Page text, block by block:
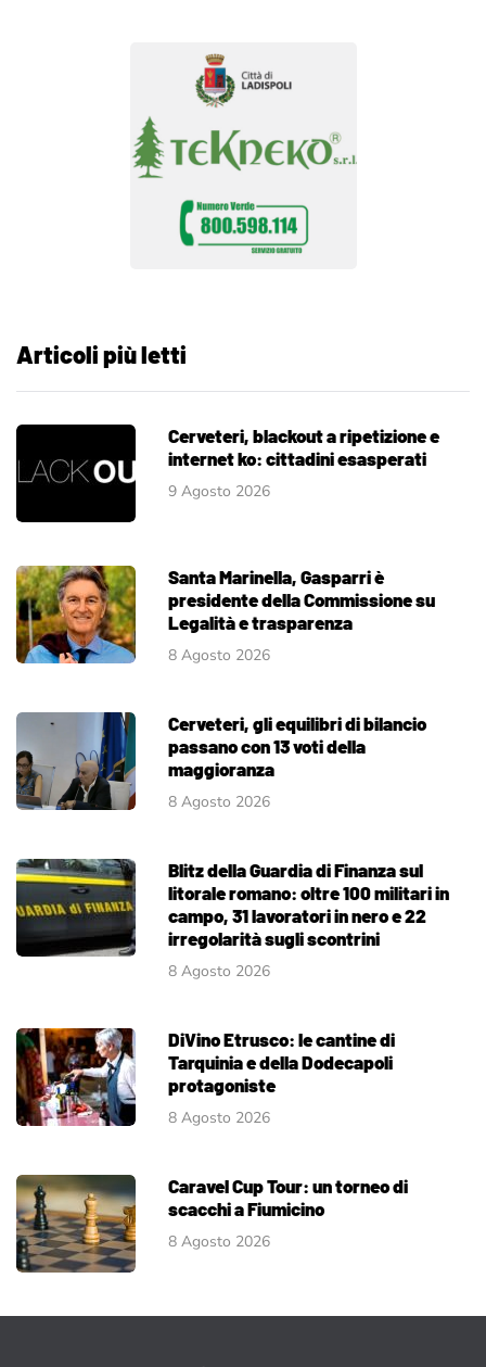
Articoli più letti
Cerveteri, blackout a ripetizione e
internet ko: cittadini esasperati
9 Agosto 2026
Santa Marinella, Gasparri è
presidente della Commissione su
Legalità e trasparenza
8 Agosto 2026
Cerveteri, gli equilibri di bilancio
passano con 13 voti della
maggioranza
8 Agosto 2026
Blitz della Guardia di Finanza sul
litorale romano: oltre 100 militari in
campo, 31 lavoratori in nero e 22
irregolarità sugli scontrini
8 Agosto 2026
DiVino Etrusco: le cantine di
Tarquinia e della Dodecapoli
protagoniste
8 Agosto 2026
Caravel Cup Tour: un torneo di
scacchi a Fiumicino
8 Agosto 2026